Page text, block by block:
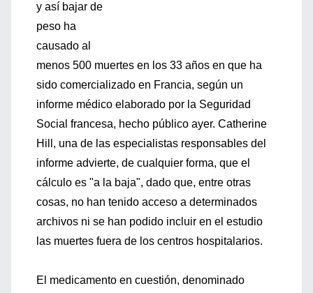
y así bajar de
peso ha
causado al
menos 500 muertes en los 33 años en que ha
sido comercializado en Francia, según un
informe médico elaborado por la Seguridad
Social francesa, hecho público ayer. Catherine
Hill, una de las especialistas responsables del
informe advierte, de cualquier forma, que el
cálculo es "a la baja", dado que, entre otras
cosas, no han tenido acceso a determinados
archivos ni se han podido incluir en el estudio
las muertes fuera de los centros hospitalarios.
El medicamento en cuestión, denominado